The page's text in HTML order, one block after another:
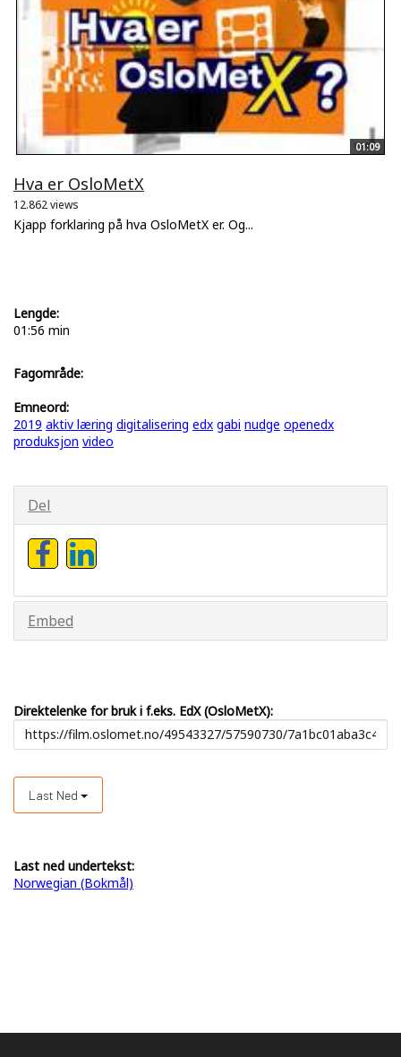
01:09
Hva er OsloMetX
12.862 views
Kjapp forklaring på hva OsloMetX er. Og...
Lengde:
01:56 min
Fagområde:
Emneord:
2019 aktiv læring digitalisering edx gabi nudge openedx
produksjon video
Del
Embed
Direktelenke for bruk i f.eks. EdX (OsloMetX):
Last Ned
Last ned undertekst:
Norwegian (Bokmål)